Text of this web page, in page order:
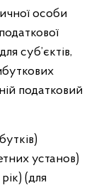
особи
суб’єктів,
податковий
установ)
(для